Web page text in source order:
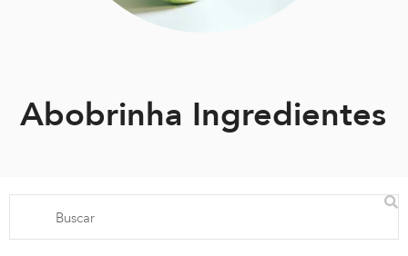
Abobrinha Ingredientes